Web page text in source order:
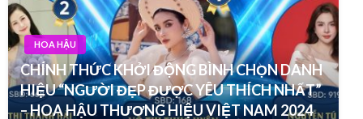
HOA HẬU
CHÍNH THỨC KHỞI ĐỘNG BÌNH CHỌN DANH
HIỆU “NGƯỜI ĐẸP ĐƯỢC YÊU THÍCH NHẤT”
– HOA HẬU THƯƠNG HIỆU VIỆT NAM 2024